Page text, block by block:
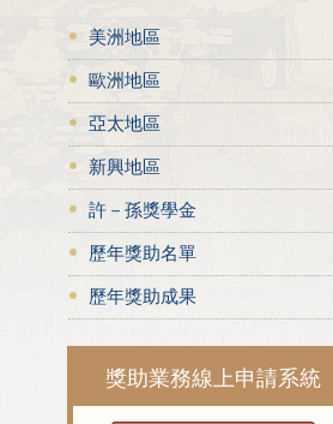
美洲地區
歐洲地區
亞太地區
新興地區
許－孫獎學金
歷年獎助名單
歷年獎助成果
獎助業務線上申請系統